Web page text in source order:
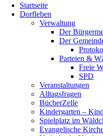
oben
scrollen
Startseite
Dorfleben
Verwaltung
Der
Der
Parteien &
Freie
SPD
Veranstaltungen
Alltagsfragen
BücherZelle
Kindergarten –
Spielplatz im
Evangelische